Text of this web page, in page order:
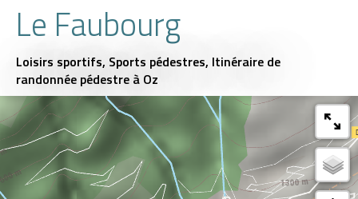
Le Faubourg
Loisirs sportifs, Sports pédestres, Itinéraire de
randonnée pédestre à Oz